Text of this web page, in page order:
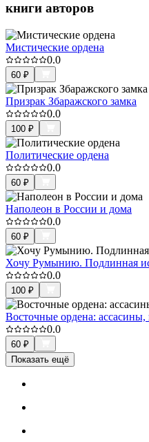
книги авторов
Мистические ордена
0.0
60 ₽
Призрак Збаражского замка
0.0
100 ₽
Политические ордена
0.0
60 ₽
Наполеон в России и дома
0.0
60 ₽
Хочу Румынию. Подлинная
0.0
100 ₽
Восточные ордена:
0.0
60 ₽
Показать ещё